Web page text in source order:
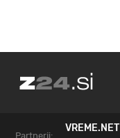
Partnerji:
VREME.NET